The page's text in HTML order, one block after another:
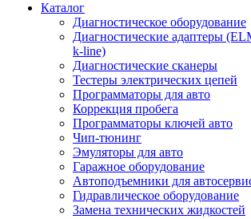
Каталог
Диагностическое оборудование
Диагностические адаптеры
k-line)
Диагностические сканеры
Тестеры электрических цепей
Программаторы для авто
Коррекция пробега
Программаторы ключей авто
Чип-тюнинг
Эмуляторы для авто
Гаражное оборудование
Автоподъемники для
Гидравлическое оборудование
Замена технических жидкостей